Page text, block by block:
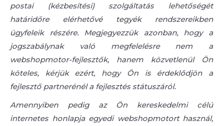
postai (kézbesítési) szolgáltatás lehetőségét
határidőre elérhetővé tegyék rendszereikben
ügyfeleik részére. Megjegyezzük azonban, hogy a
jogszabálynak való megfelelésre nem a
webshopmotor-fejlesztők, hanem közvetlenül Ön
köteles, kérjük ezért, hogy Ön is érdeklődjön a
fejlesztő partnerénél a fejlesztés státuszáról.
Amennyiben pedig az Ön kereskedelmi célú
internetes honlapja egyedi webshopmotort használ,